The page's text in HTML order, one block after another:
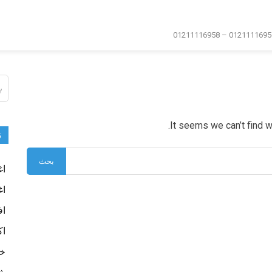
It seems we can’t find